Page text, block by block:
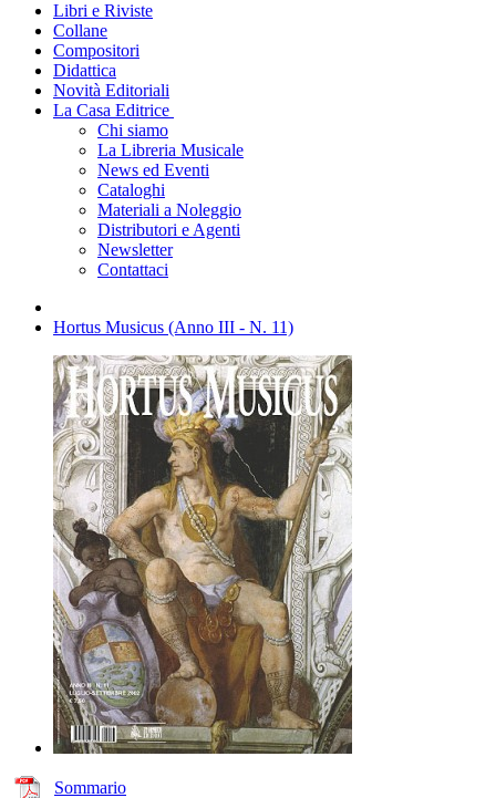
Libri e Riviste
Collane
Compositori
Didattica
Novità Editoriali
La Casa Editrice
Chi siamo
La Libreria Musicale
News ed Eventi
Cataloghi
Materiali a Noleggio
Distributori e Agenti
Newsletter
Contattaci
Hortus Musicus (Anno III - N. 11)
Sommario